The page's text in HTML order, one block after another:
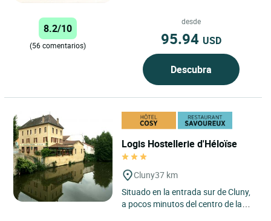
8.2/10
(56 comentarios)
desde
95.94 USD
Descubra
Logis Hostellerie d'Héloïse
Cluny37 km
Situado en la entrada sur de Cluny,
a pocos minutos del centro de la